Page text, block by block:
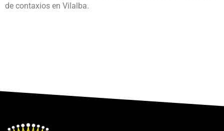
de contaxios en Vilalba.